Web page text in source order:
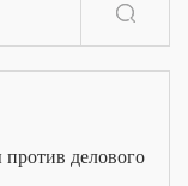
делового